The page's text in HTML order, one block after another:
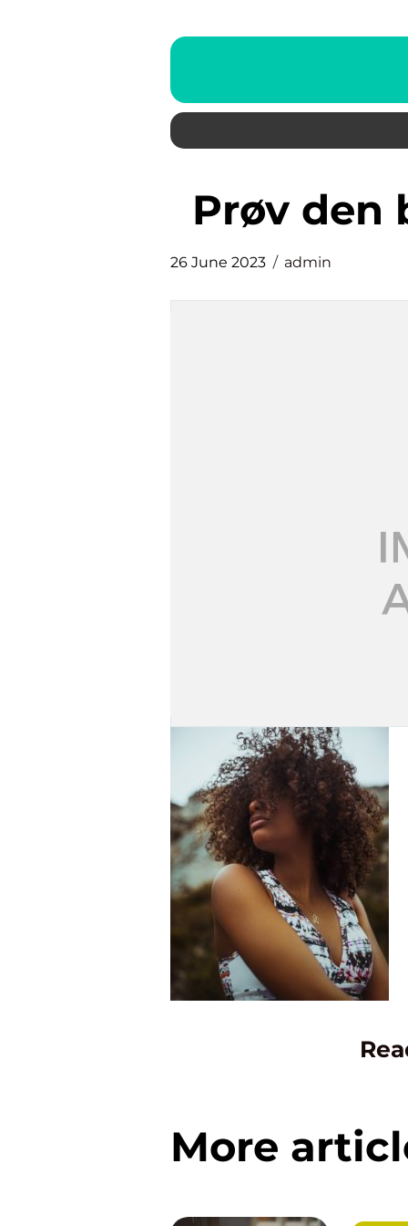
Prøv
26 June 2023 admin
More